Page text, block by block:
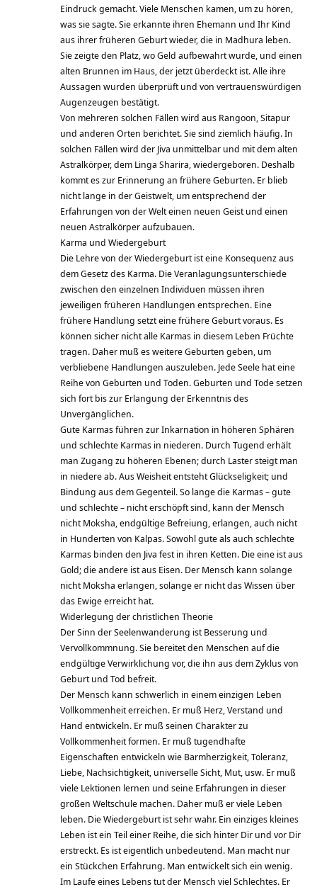
Eindruck gemacht. Viele Menschen kamen, um zu hören,
was sie sagte. Sie erkannte ihren Ehemann und Ihr Kind
aus ihrer früheren Geburt wieder, die in Madhura leben.
Sie zeigte den Platz, wo Geld aufbewahrt wurde, und einen
alten Brunnen im Haus, der jetzt überdeckt ist. Alle ihre
Aussagen wurden überprüft und von vertrauenswürdigen
Augenzeugen bestätigt.
Von mehreren solchen Fällen wird aus Rangoon, Sitapur
und anderen Orten berichtet. Sie sind ziemlich häufig. In
solchen Fällen wird der Jiva unmittelbar und mit dem alten
Astralkörper, dem Linga Sharira, wiedergeboren. Deshalb
kommt es zur Erinnerung an frühere Geburten. Er blieb
nicht lange in der Geistwelt, um entsprechend der
Erfahrungen von der Welt einen neuen Geist und einen
neuen Astralkörper aufzubauen.
Karma und Wiedergeburt
Die Lehre von der Wiedergeburt ist eine Konsequenz aus
dem Gesetz des Karma. Die Veranlagungsunterschiede
zwischen den einzelnen Individuen müssen ihren
jeweiligen früheren Handlungen entsprechen. Eine
frühere Handlung setzt eine frühere Geburt voraus. Es
können sicher nicht alle Karmas in diesem Leben Früchte
tragen. Daher muß es weitere Geburten geben, um
verbliebene Handlungen auszuleben. Jede Seele hat eine
Reihe von Geburten und Toden. Geburten und Tode setzen
sich fort bis zur Erlangung der Erkenntnis des
Unvergänglichen.
Gute Karmas führen zur Inkarnation in höheren Sphären
und schlechte Karmas in niederen. Durch Tugend erhält
man Zugang zu höheren Ebenen; durch Laster steigt man
in niedere ab. Aus Weisheit entsteht Glückseligkeit; und
Bindung aus dem Gegenteil. So lange die Karmas – gute
und schlechte – nicht erschöpft sind, kann der Mensch
nicht Moksha, endgültige Befreiung, erlangen, auch nicht
in Hunderten von Kalpas. Sowohl gute als auch schlechte
Karmas binden den Jiva fest in ihren Ketten. Die eine ist aus
Gold; die andere ist aus Eisen. Der Mensch kann solange
nicht Moksha erlangen, solange er nicht das Wissen über
das Ewige erreicht hat.
Widerlegung der christlichen Theorie
Der Sinn der Seelenwanderung ist Besserung und
Vervollkommnung. Sie bereitet den Menschen auf die
endgültige Verwirklichung vor, die ihn aus dem Zyklus von
Geburt und Tod befreit.
Der Mensch kann schwerlich in einem einzigen Leben
Vollkommenheit erreichen. Er muß Herz, Verstand und
Hand entwickeln. Er muß seinen Charakter zu
Vollkommenheit formen. Er muß tugendhafte
Eigenschaften entwickeln wie Barmherzigkeit, Toleranz,
Liebe, Nachsichtigkeit, universelle Sicht, Mut, usw. Er muß
viele Lektionen lernen und seine Erfahrungen in dieser
großen Weltschule machen. Daher muß er viele Leben
leben. Die Wiedergeburt ist sehr wahr. Ein einziges kleines
Leben ist ein Teil einer Reihe, die sich hinter Dir und vor Dir
erstreckt. Es ist eigentlich unbedeutend. Man macht nur
ein Stückchen Erfahrung. Man entwickelt sich ein wenig.
Im Laufe eines Lebens tut der Mensch viel Schlechtes. Er